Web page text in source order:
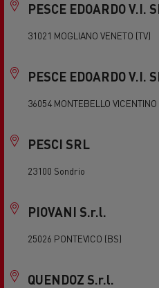
PESCE EDOARDO V.I.
31021 MOGLIANO VENETO (TV)
PESCE EDOARDO V.I.
36054 MONTEBELLO VICENTINO
PESCI SRL
23100 Sondrio
PIOVANI S.r.l.
25026 PONTEVICO (BS)
QUENDOZ S.r.l.